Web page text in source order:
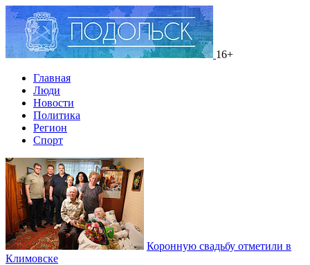
16+
Главная
Люди
Новости
Политика
Регион
Спорт
Коронную свадьбу отметили в
Климовске